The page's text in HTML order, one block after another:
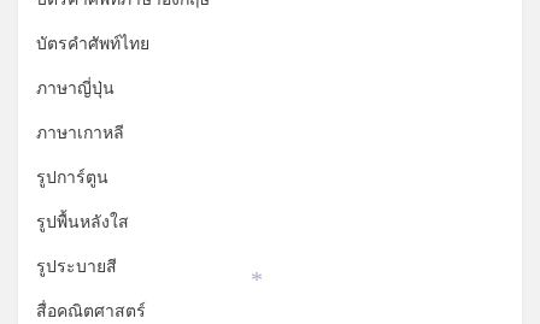
บัตรคำศัพท์ไทย
ภาษาญี่ปุ่น
ภาษาเกาหลี
รูปการ์ตูน
รูปพื้นหลังใส
รูประบายสี
สื่อคณิตศาสตร์